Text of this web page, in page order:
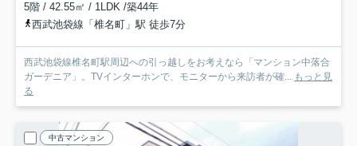
5階 / 42.55㎡ / 1LDK /築44年
西武池袋線「椎名町」駅 徒歩7分
西武池袋線椎名町駅周辺への引っ越しをお考えなら「マンション中落合
ガーデニア」。TVインターホンで、モニターから来訪者が確... もっと見
る
中古マンション